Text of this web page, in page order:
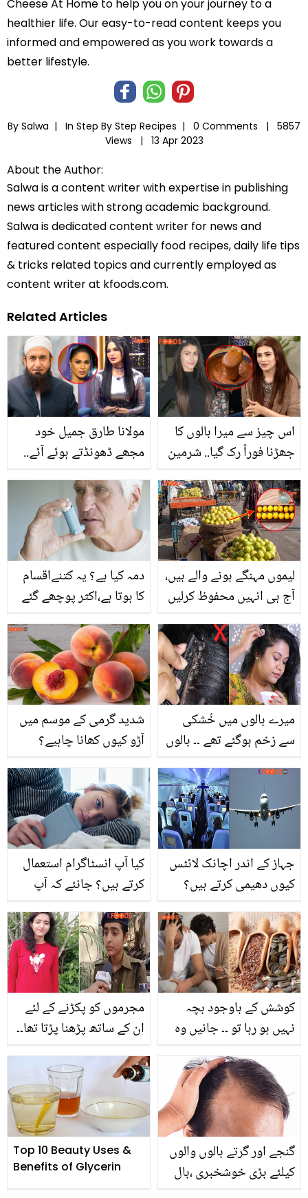
Cheese At Home to help you on your journey to a
healthier life. Our easy-to-read content keeps you
informed and empowered as you work towards a
better lifestyle.
By Salwa | In Step By Step Recipes | 0 Comments |
5857
Views |
13 Apr 2023
About the Author:
Salwa is a content writer with expertise in publishing
news articles with strong academic background.
Salwa is dedicated content writer for news and
featured content especially food recipes, daily life tips
& tricks related topics and currently employed as
content writer at kfoods.com.
Related Articles
مولانا طارق جمیل خود
مجھے ڈھونڈتے ہوئے آئے..
پر تنقید کا سامنا کیوں کرنا
پڑا؟
اس چیز سے میرا بالوں کا
جھڑنا فوراً رک گیا.. شرمین
کرنے کے لئے اپنا آزمودہ
نسخہ بتا دیا
دمہ کیا ہے؟ یہ کتنےاقسام
کا ہوتا ہے،اکثر پوچھے گئے
گھریلوعلاج ۔۔۔۔
لیموں مہنگے ہونے والے ہیں،
آج ہی انہیں محفوظ کرلیں
لیموں کو خراب ہوئے بغیر
کیسے محفوظ رکھا جاسکتا
ہے؟
شدید گرمی کے موسم میں
آڑو کیوں کھانا چاہیے؟
فائدے جو مہنگی دوائیوں
سے کئی گناہ بہتر ہیں
میرے بالوں میں خُشکی
سے زخم ہوگئے تھے ۔۔ بالوں
کریں؟ چند ایسے طریقے
جو خشکی کو ختم کرنے
میں مدد دیتے ہیں
کیا آپ انسٹاگرام استعمال
کرتے ہیں؟ جانئے کہ آپ
سکتے ہیں
جہاز کے اندر اچانک لائٹس
کیوں دھیمی کرتے ہیں؟
معلومات
مجرموں کو پکڑنے کے لئے
ان کے ساتھ پڑھنا پڑتا تھا۔۔
لوگوں کی مدد کرنے والی
لڑکی کی حیرت انگیز کہانی
کوشش کے باوجود بچہ
نہیں ہو رہا تو ۔۔ جانیں وہ
خواتین کی زرخیزی میں
اضافہ کرتے ہیں؟
Top 10 Beauty Uses &
Benefits of Glycerin
گنجے اور گرتے بالوں والوں
کیلئے بڑی خوشخبری ،بال